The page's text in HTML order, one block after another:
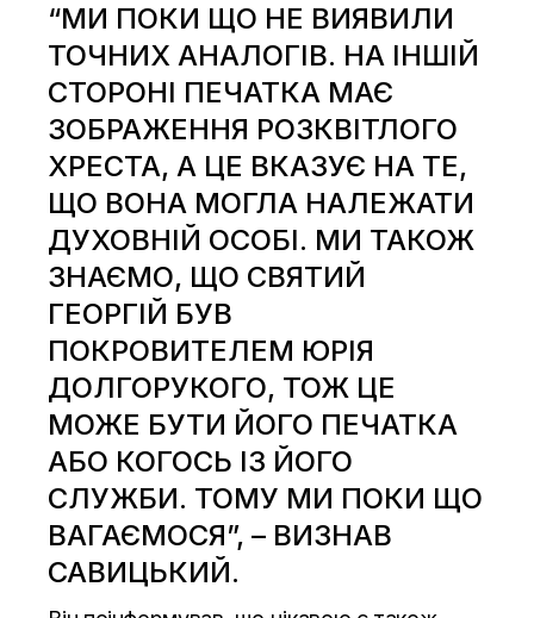
“МИ ПОКИ ЩО НЕ ВИЯВИЛИ
ТОЧНИХ АНАЛОГІВ. НА ІНШІЙ
СТОРОНІ ПЕЧАТКА МАЄ
ЗОБРАЖЕННЯ РОЗКВІТЛОГО
ХРЕСТА, А ЦЕ ВКАЗУЄ НА ТЕ,
ЩО ВОНА МОГЛА НАЛЕЖАТИ
ДУХОВНІЙ ОСОБІ. МИ ТАКОЖ
ЗНАЄМО, ЩО СВЯТИЙ
ГЕОРГІЙ БУВ
ПОКРОВИТЕЛЕМ ЮРІЯ
ДОЛГОРУКОГО, ТОЖ ЦЕ
МОЖЕ БУТИ ЙОГО ПЕЧАТКА
АБО КОГОСЬ ІЗ ЙОГО
СЛУЖБИ. ТОМУ МИ ПОКИ ЩО
ВАГАЄМОСЯ”, – ВИЗНАВ
САВИЦЬКИЙ.